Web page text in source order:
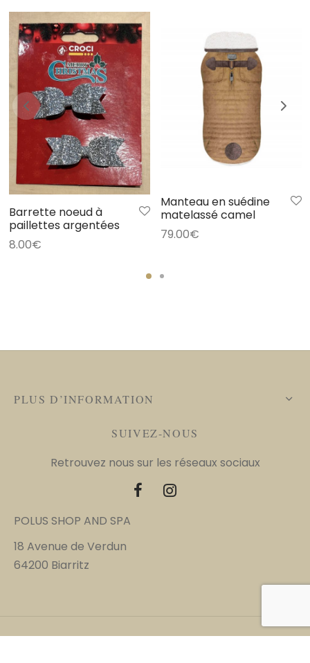
Barrette noeud à
paillettes argentées
8.00€
Manteau en suédine
matelassé camel
79.00€
PLUS D’INFORMATION
SUIVEZ-NOUS
Retrouvez nous sur les réseaux sociaux
POLUS SHOP AND SPA
18 Avenue de Verdun
64200 Biarritz